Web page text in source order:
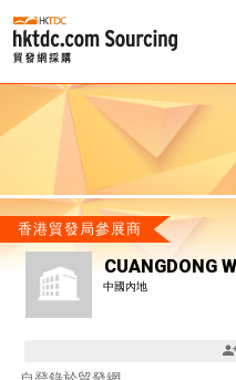
香港貿發局參展商
CUANGDONG
中國內地